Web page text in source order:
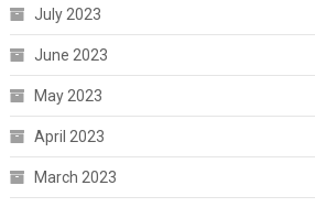
July 2023
June 2023
May 2023
April 2023
March 2023